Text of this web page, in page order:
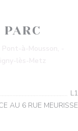
L1
AU 6 RUE MEURISSE